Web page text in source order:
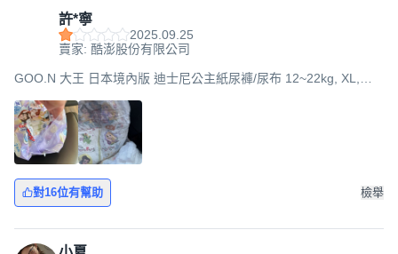
許*寧
2025.09.25
賣家: 酷澎股份有限公司
GOO.N 大王 日本境內版 迪士尼公主紙尿褲/尿布 12~22kg, XL,
對16位有幫助 檢舉